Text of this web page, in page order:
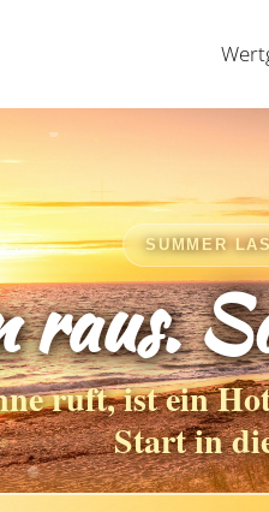
SUMMER
ruft, ist ein
Start in